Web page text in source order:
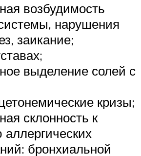
возбудимость
нарушения
заикание;
выделение солей с
кризы;
склонность к
бронхиальной